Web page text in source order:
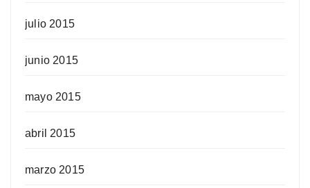
julio 2015
junio 2015
mayo 2015
abril 2015
marzo 2015